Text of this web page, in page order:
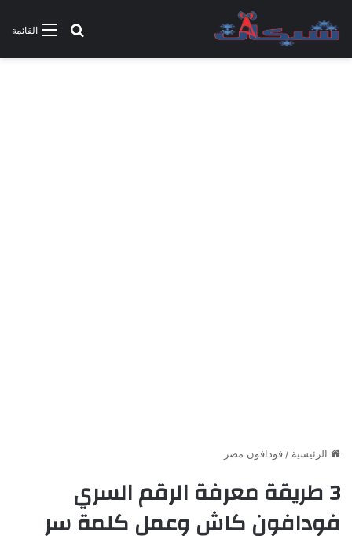
القائمةبحث عن
الرئيسية / فودافون مصر
3 طريقة معرفة الرقم السري
فودافون كاش وعمل كلمة سر